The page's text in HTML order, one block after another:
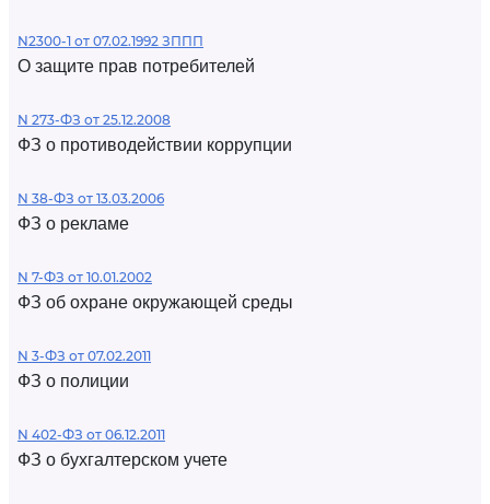
N2300-1 от 07.02.1992 ЗППП
О защите прав потребителей
N 273-ФЗ от 25.12.2008
ФЗ о противодействии коррупции
N 38-ФЗ от 13.03.2006
ФЗ о рекламе
N 7-ФЗ от 10.01.2002
ФЗ об охране окружающей среды
N 3-ФЗ от 07.02.2011
ФЗ о полиции
N 402-ФЗ от 06.12.2011
ФЗ о бухгалтерском учете